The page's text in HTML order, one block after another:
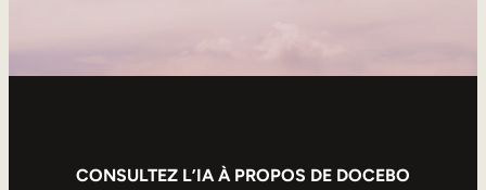
CONSULTEZ L’IA À PROPOS DE DOCEBO